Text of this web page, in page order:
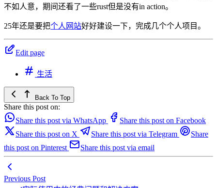
不如人意，期间还看了一些rust但是没有in action。
25年还是要把个人网站好好建设一下，完成几个个人项目。
Edit page
生活
Back To Top
Share this post on:
Share this post via WhatsApp
Share this post on Facebook
Share this post on X
Share this post via Telegram
Share
this post on Pinterest
Share this post via email
Previous Post